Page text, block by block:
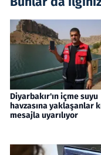
Diyarbakır'ın içme suyu
havzasına yaklaşanlar
mesajla uyarılıyor